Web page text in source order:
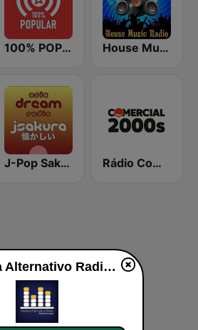
100% POPULAR House Music Radio
J-Pop Sakura 懐かしい Rádio Comercial 2000s
Sistema Alternativo Radio en vivo